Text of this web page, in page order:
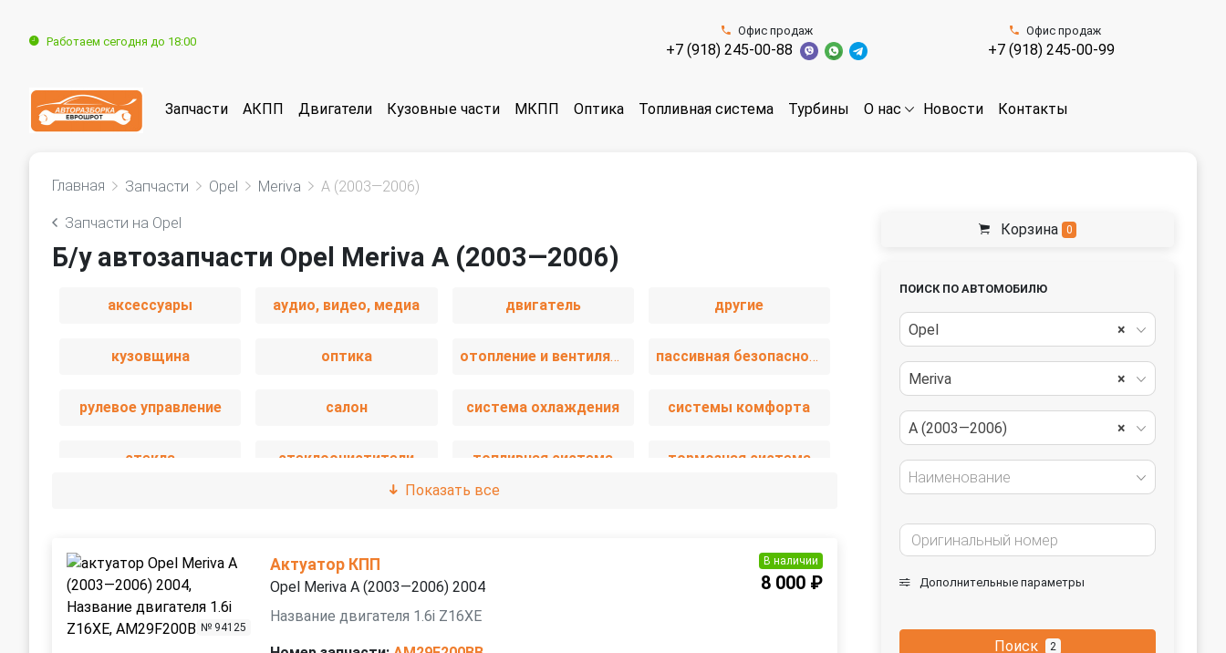
Работаем сегодня до 18:00
Офис продаж
+7 (918) 245-00-88
Офис продаж
+7 (918) 245-00-99
Запчасти АКПП Двигатели Кузовные части МКПП Оптика Топливная система Турбины О нас Новости Контакты
Главная Запчасти Opel Meriva A (2003—2006)
Запчасти на Opel
Б/у автозапчасти Opel Meriva A (2003—2006)
аксессуары аудио, видео, медиа двигатель другие
кузовщина оптика отопление и вентиляция пассивная безопасность
рулевое управление салон система охлаждения системы комфорта
стекла стеклоочистители топливная система тормозная система
Показать все
№ 94125
Актуатор КПП
Opel Meriva A (2003—2006) 2004
Название двигателя 1.6i Z16XE
В наличии
8 000 ₽
Корзина 0
ПОИСК ПО АВТОМОБИЛЮ
×
Opel
×
Meriva
×
A (2003—2006)
Наименование
Дополнительные параметры
Поиск 2